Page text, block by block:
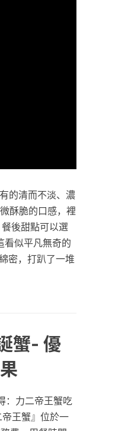
的清而不淡、濃
酥脆的口感，裡
後甜點可以選
看似平凡無奇的
密，打趴了一堆
蟹- 優
：力二帝王蟹吃
王蟹』位於一